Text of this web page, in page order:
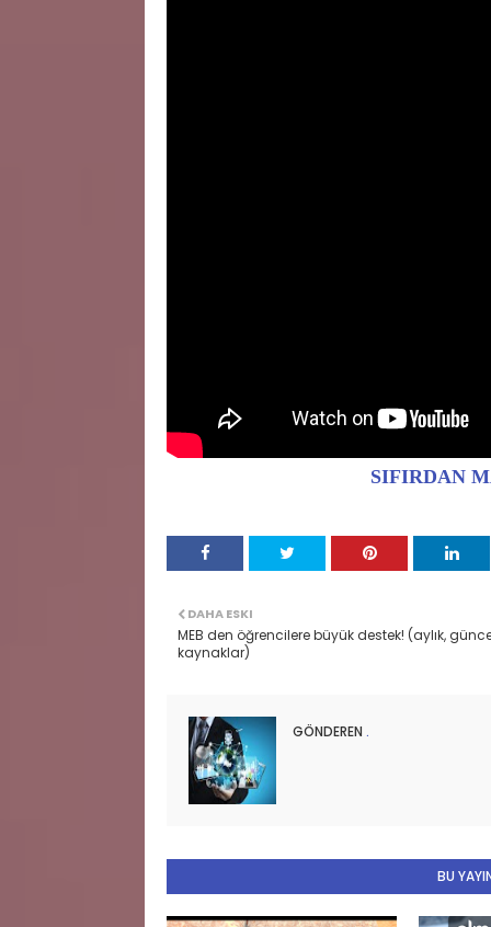
SIFIRDAN
DAHA ESKI
MEB den öğrencilere büyük destek! (aylık,
kaynaklar)
GÖNDEREN .
BU